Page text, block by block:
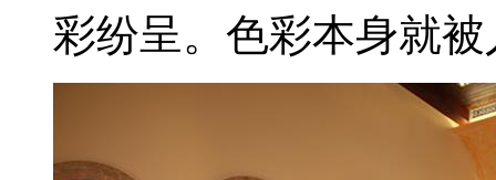
彩纷呈。色彩本身就